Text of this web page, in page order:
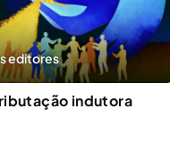
editores
indutora